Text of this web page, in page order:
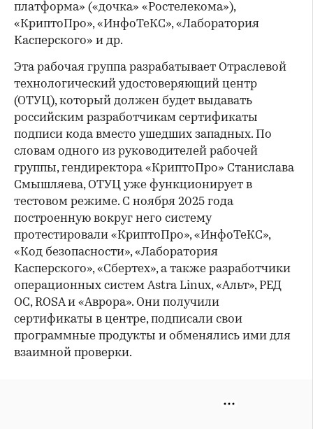
платформа» («дочка» «Ростелекома»),
«КриптоПро», «ИнфоТеКС», «Лаборатория
Касперского» и др.
Эта рабочая группа разрабатывает Отраслевой
технологический удостоверяющий центр
(ОТУЦ), который должен будет выдавать
российским разработчикам сертификаты
подписи кода вместо ушедших западных. По
словам одного из руководителей рабочей
группы, гендиректора «КриптоПро» Станислава
Смышляева, ОТУЦ уже функционирует в
тестовом режиме. С ноября 2025 года
построенную вокруг него систему
протестировали «КриптоПро», «ИнфоТеКС»,
«Код безопасности», «Лаборатория
Касперского», «Сбертех», а также разработчики
операционных систем Astra Linux, «Альт», РЕД
ОС, ROSA и «Аврора». Они получили
сертификаты в центре, подписали свои
программные продукты и обменялись ими для
взаимной проверки.